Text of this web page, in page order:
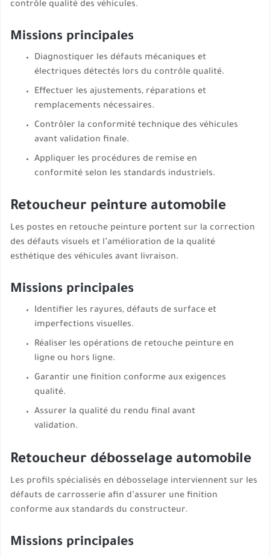
contrôle qualité des véhicules.
Missions principales
Diagnostiquer les défauts mécaniques et
électriques détectés lors du contrôle qualité.
Effectuer les ajustements, réparations et
remplacements nécessaires.
Contrôler la conformité technique des véhicules
avant validation finale.
Appliquer les procédures de remise en
conformité selon les standards industriels.
Retoucheur peinture automobile
Les postes en retouche peinture portent sur la correction
des défauts visuels et l’amélioration de la qualité
esthétique des véhicules avant livraison.
Missions principales
Identifier les rayures, défauts de surface et
imperfections visuelles.
Réaliser les opérations de retouche peinture en
ligne ou hors ligne.
Garantir une finition conforme aux exigences
qualité.
Assurer la qualité du rendu final avant
validation.
Retoucheur débosselage automobile
Les profils spécialisés en débosselage interviennent sur les
défauts de carrosserie afin d’assurer une finition
conforme aux standards du constructeur.
Missions principales